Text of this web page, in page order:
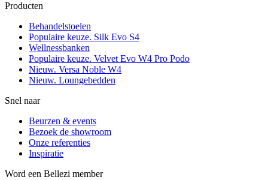
Producten
Behandelstoelen
Populaire keuze. Silk Evo S4
Wellnessbanken
Populaire keuze. Velvet Evo W4 Pro Podo
Nieuw. Versa Noble W4
Nieuw. Loungebedden
Snel naar
Beurzen & events
Bezoek de showroom
Onze referenties
Inspiratie
Word een Bellezi member